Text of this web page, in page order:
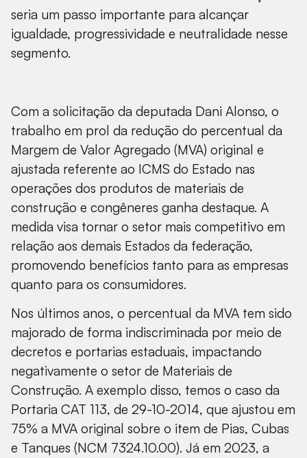
seria um passo importante para alcançar
igualdade, progressividade e neutralidade nesse
segmento.
Com a solicitação da deputada Dani Alonso, o
trabalho em prol da redução do percentual da
Margem de Valor Agregado (MVA) original e
ajustada referente ao ICMS do Estado nas
operações dos produtos de materiais de
construção e congêneres ganha destaque. A
medida visa tornar o setor mais competitivo em
relação aos demais Estados da federação,
promovendo benefícios tanto para as empresas
quanto para os consumidores.
Nos últimos anos, o percentual da MVA tem sido
majorado de forma indiscriminada por meio de
decretos e portarias estaduais, impactando
negativamente o setor de Materiais de
Construção. A exemplo disso, temos o caso da
Portaria CAT 113, de 29-10-2014, que ajustou em
75% a MVA original sobre o item de Pias, Cubas
e Tanques (NCM 7324.10.00). Já em 2023, a